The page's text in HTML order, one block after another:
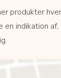
produkter
indikation